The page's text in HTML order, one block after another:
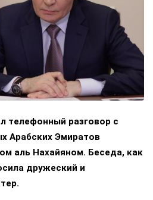
телефонный разговор с
Арабских Эмиратов
аль Нахайяном. Беседа, как
дружеский и